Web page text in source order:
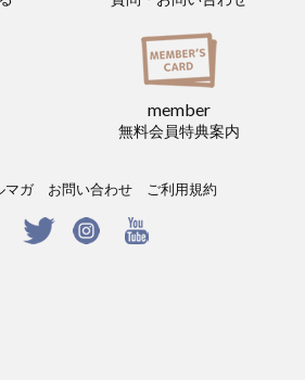
member
無料会員特典案内
マガ お問い合わせ ご利用規約